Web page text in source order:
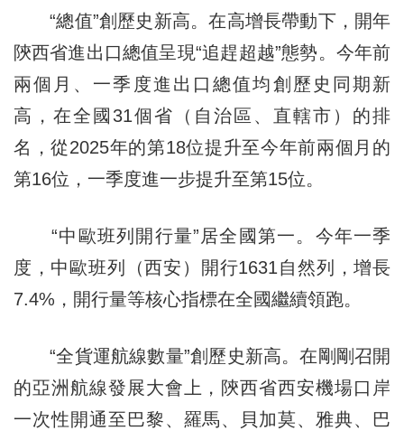
“總值”創歷史新高。在高增長帶動下，開年
陝西省進出口總值呈現“追趕超越”態勢。今年前
兩個月、一季度進出口總值均創歷史同期新
高，在全國31個省（自治區、直轄市）的排
名，從2025年的第18位提升至今年前兩個月的
第16位，一季度進一步提升至第15位。
“中歐班列開行量”居全國第一。今年一季
度，中歐班列（西安）開行1631自然列，增長
7.4%，開行量等核心指標在全國繼續領跑。
“全貨運航線數量”創歷史新高。在剛剛召開
的亞洲航線發展大會上，陝西省西安機場口岸
一次性開通至巴黎、羅馬、貝加莫、雅典、巴